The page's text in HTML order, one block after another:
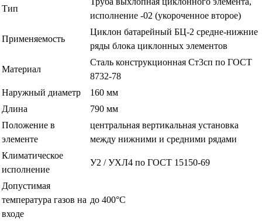
Тип
исполнение -02 (укороченное второе)
Применяемость
Циклон батарейный БЦ-2 средне-нижние
ряды блока циклонных элементов
Материал
Сталь конструкционная Ст3сп по ГОСТ
8732-78
Наружный диаметр
160 мм
Длина
790 мм
Положение в
элементе
центральная вертикальная установка
между нижними и средними рядами
Климатическое
исполнение
У2 / УХЛ4 по ГОСТ 15150-69
Допустимая
температура газов на
входе
до 400°С